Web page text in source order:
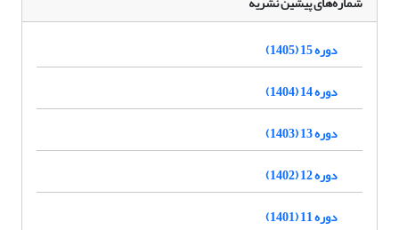
دوره 15 (1405)
دوره 14 (1404)
دوره 13 (1403)
دوره 12 (1402)
دوره 11 (1401)